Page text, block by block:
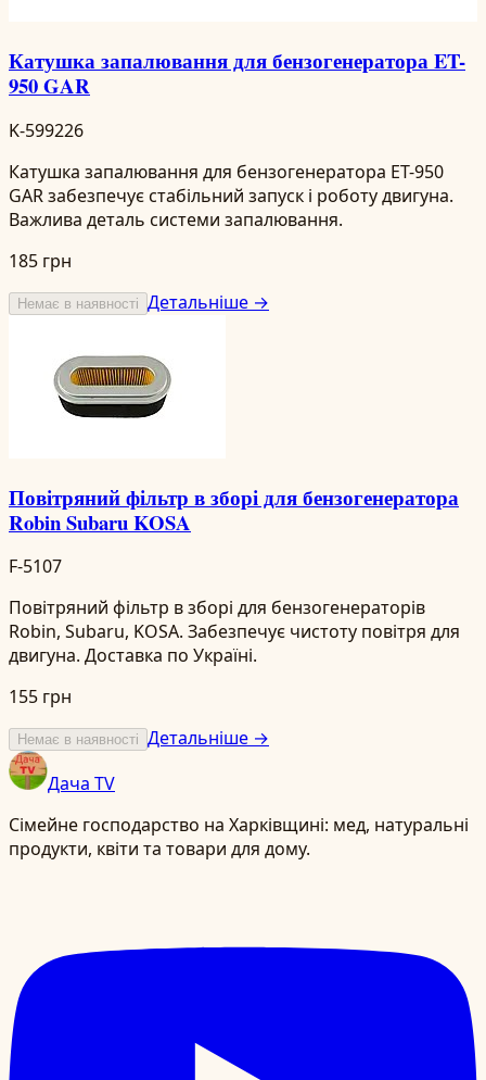
Катушка запалювання для бензогенератора ET-
950 GAR
K-599226
Катушка запалювання для бензогенератора ET-950
GAR забезпечує стабільний запуск і роботу двигуна.
Важлива деталь системи запалювання.
185 грн
Немає в наявності Детальніше →
Повітряний фільтр в зборі для бензогенератора
Robin Subaru KOSA
F-5107
Повітряний фільтр в зборі для бензогенераторів
Robin, Subaru, KOSA. Забезпечує чистоту повітря для
двигуна. Доставка по Україні.
155 грн
Немає в наявності Детальніше →
Дача TV
Сімейне господарство на Харківщині: мед, натуральні
продукти, квіти та товари для дому.